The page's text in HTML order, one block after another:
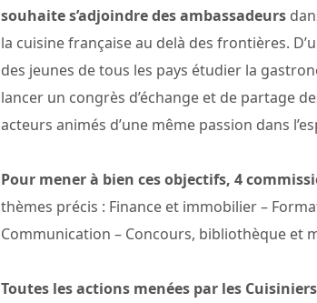
souhaite s’adjoindre des ambassadeurs
la cuisine française au delà des frontières.
des jeunes de tous les pays étudier la
lancer un congrès d’échange et de partage
acteurs animés d’une même passion dans
Pour mener à bien ces objectifs, 4
thèmes précis : Finance et immobilier –
Communication – Concours, bibliothèque et
Toutes les actions menées par les